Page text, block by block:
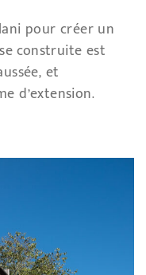
pour créer un
construite est
et
d’extension.